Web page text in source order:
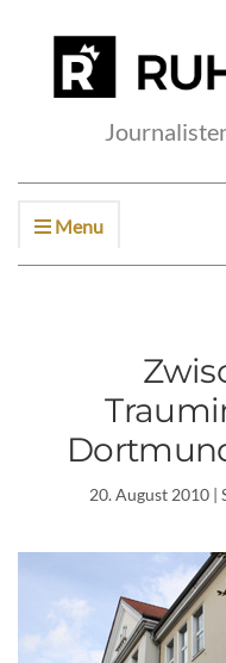
Menu
20. August 2010|